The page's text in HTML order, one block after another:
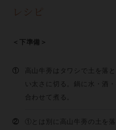
レシピ
＜下準備＞
①
高山牛蒡はタワシで土を落
い太さに切る。鍋に水・酒
合わせて煮る。
②
①とは別に高山牛蒡の土を